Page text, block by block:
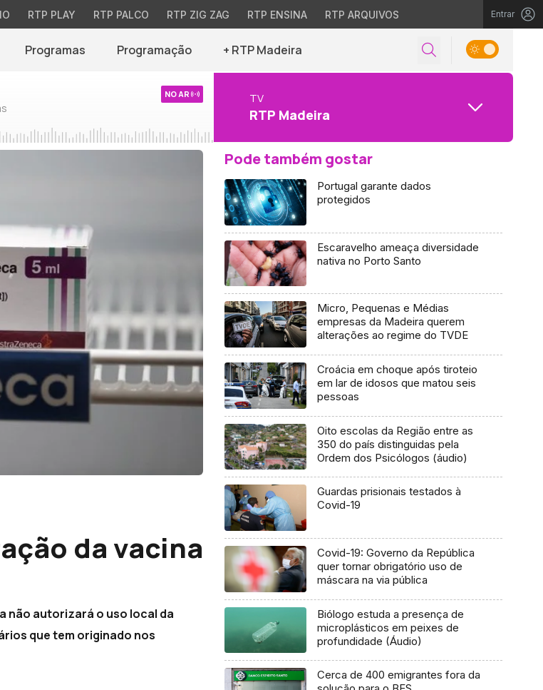
RTP PLAY RTP PALCO RTP ZIG ZAG RTP ENSINA RTP ARQUIVOS Entrar
Programas Programação + RTP Madeira
NO AR TV
RTP Madeira
da vacina
não autorizará o uso local da
que tem originado nos
Pode também gostar
Portugal garante dados
protegidos
Escaravelho ameaça diversidade
nativa no Porto Santo
Micro, Pequenas e Médias
empresas da Madeira querem
alterações ao regime do TVDE
Croácia em choque após tiroteio
em lar de idosos que matou seis
pessoas
Oito escolas da Região entre as
350 do país distinguidas pela
Ordem dos Psicólogos (áudio)
Guardas prisionais testados à
Covid-19
Covid-19: Governo da República
quer tornar obrigatório uso de
máscara na via pública
Biólogo estuda a presença de
microplásticos em peixes de
profundidade (Áudio)
Cerca de 400 emigrantes fora da